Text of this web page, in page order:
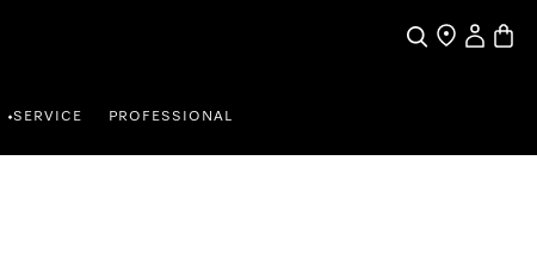
Wat zoek je?
Dealer zoeken
Mijn
•SERVICE PROFESSIONAL